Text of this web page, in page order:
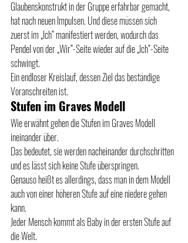
Glaubenskonstrukt in der Gruppe erfahrbar gemacht,
hat nach neuen Impulsen. Und diese müssen sich
zuerst im „Ich“ manifestiert werden, wodurch das
Pendel von der „Wir“-Seite wieder auf die „Ich“-Seite
schwingt.
Ein endloser Kreislauf, dessen Ziel das beständige
Voranschreiten ist.
Stufen im Graves Modell
Wie erwähnt gehen die Stufen im Graves Modell
ineinander über.
Das bedeutet, sie werden nacheinander durchschritten
und es lässt sich keine Stufe überspringen.
Genauso heißt es allerdings, dass man in dem Modell
auch von einer höheren Stufe auf eine niedere gehen
kann.
Jeder Mensch kommt als Baby in der ersten Stufe auf
die Welt.